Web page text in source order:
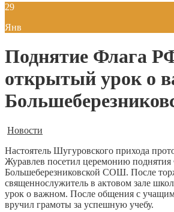
29
Янв
Поднятие Флага
открытый урок о
Новости
Настоятель Шугуровского прихода
Журавлев посетил церемонию
Большеберезниковской СОШ. После
священнослужитель в актовом зале
урок о важном. После общения с
вручил грамоты за успешную учебу.